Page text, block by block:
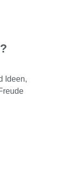
Ideen,